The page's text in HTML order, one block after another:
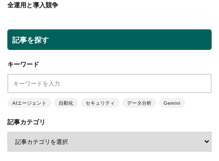
全運用と導入競争
記事を探す
キーワード
AIエージェント 自動化 セキュリティ データ分析 Gemini
記事カテゴリ